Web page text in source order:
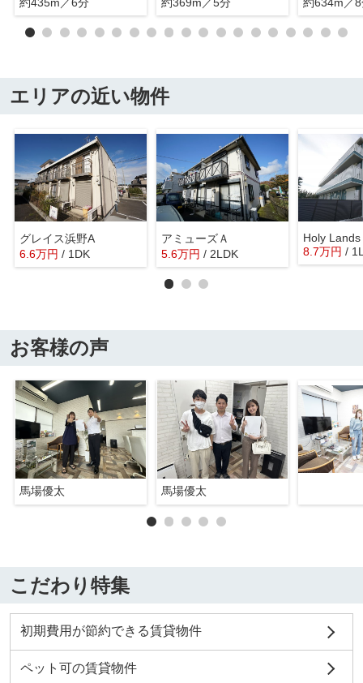
エリアの近い物件
グレイス浜野A
6.6万円 / 1DK
アミューズＡ
5.6万円 / 2LDK
Holy Lands
8.7万円 /
お客様の声
馬場優太 馬場優太
こだわり特集
初期費用が節約できる賃貸物件
ペット可の賃貸物件